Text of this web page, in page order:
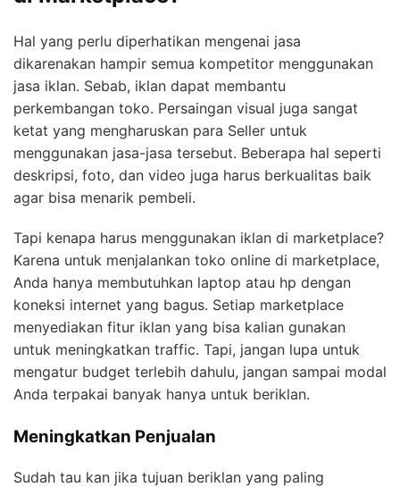
Hal yang perlu diperhatikan mengenai jasa
dikarenakan hampir semua kompetitor menggunakan
jasa iklan. Sebab, iklan dapat membantu
perkembangan toko. Persaingan visual juga sangat
ketat yang mengharuskan para Seller untuk
menggunakan jasa-jasa tersebut. Beberapa hal seperti
deskripsi, foto, dan video juga harus berkualitas baik
agar bisa menarik pembeli.
Tapi kenapa harus menggunakan iklan di marketplace?
Karena untuk menjalankan toko online di marketplace,
Anda hanya membutuhkan laptop atau hp dengan
koneksi internet yang bagus. Setiap marketplace
menyediakan fitur iklan yang bisa kalian gunakan
untuk meningkatkan traffic. Tapi, jangan lupa untuk
mengatur budget terlebih dahulu, jangan sampai modal
Anda terpakai banyak hanya untuk beriklan.
Meningkatkan Penjualan
Sudah tau kan jika tujuan beriklan yang paling